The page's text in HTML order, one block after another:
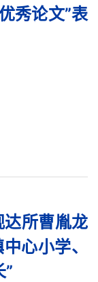
秀论文”表
所曹胤龙
心小学、